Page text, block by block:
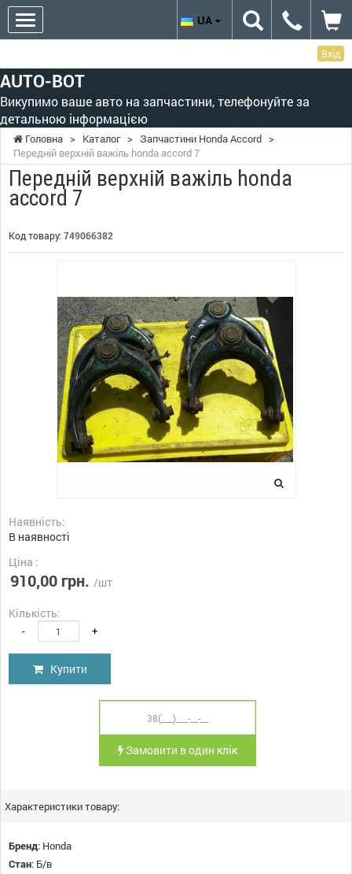
Вхід
AUTO-BOT
Викупимо ваше авто на запчастини, телефонуйте за
детальною інформацією
UA
Головна > Каталог > Запчастини Honda Accord >
Передній верхній важіль honda accord 7
Передній верхній важіль honda
accord 7
Код товару: 749066382
Наявність:
В наявності
Ціна :
910,00 грн. /шт
Кількість:
- +
Купити
Замовити в один клік
Характеристики товару:
Бренд: Honda
Стан: Б/в